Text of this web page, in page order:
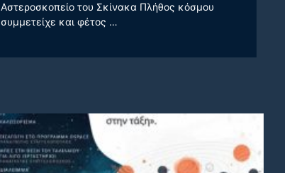
Αστεροσκοπείο του Σκίνακα Πλήθος κόσμου
συμμετείχε και φέτος …